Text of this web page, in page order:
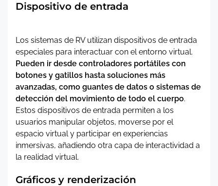
Dispositivo de entrada
Los sistemas de RV utilizan dispositivos de entrada
especiales para interactuar con el entorno virtual.
Pueden ir desde controladores portátiles con
botones y gatillos hasta soluciones más
avanzadas, como guantes de datos o sistemas de
detección del movimiento de todo el cuerpo.
Estos dispositivos de entrada permiten a los
usuarios manipular objetos, moverse por el
espacio virtual y participar en experiencias
inmersivas, añadiendo otra capa de interactividad a
la realidad virtual.
Gráficos y renderización